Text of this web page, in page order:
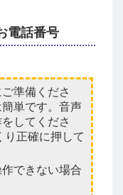
電話番号
準備くださ
単です。音声
してくださ
り正確に押して
できない場合